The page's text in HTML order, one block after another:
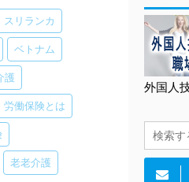
スリランカ
ベトナム
護
労働保険とは
老老介護
外国人